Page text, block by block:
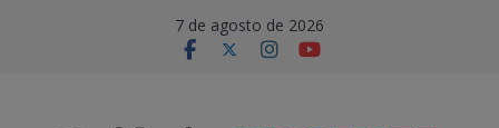
7 de agosto de 2026
modal-check